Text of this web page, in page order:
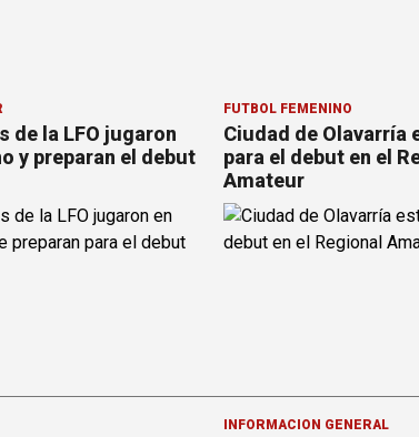
de la LFO jugaron
y preparan el debut
FÚTBOL FEMENINO
Ciudad de Olavarría
para el debut en el
Amateur
INFORMACION GENERAL